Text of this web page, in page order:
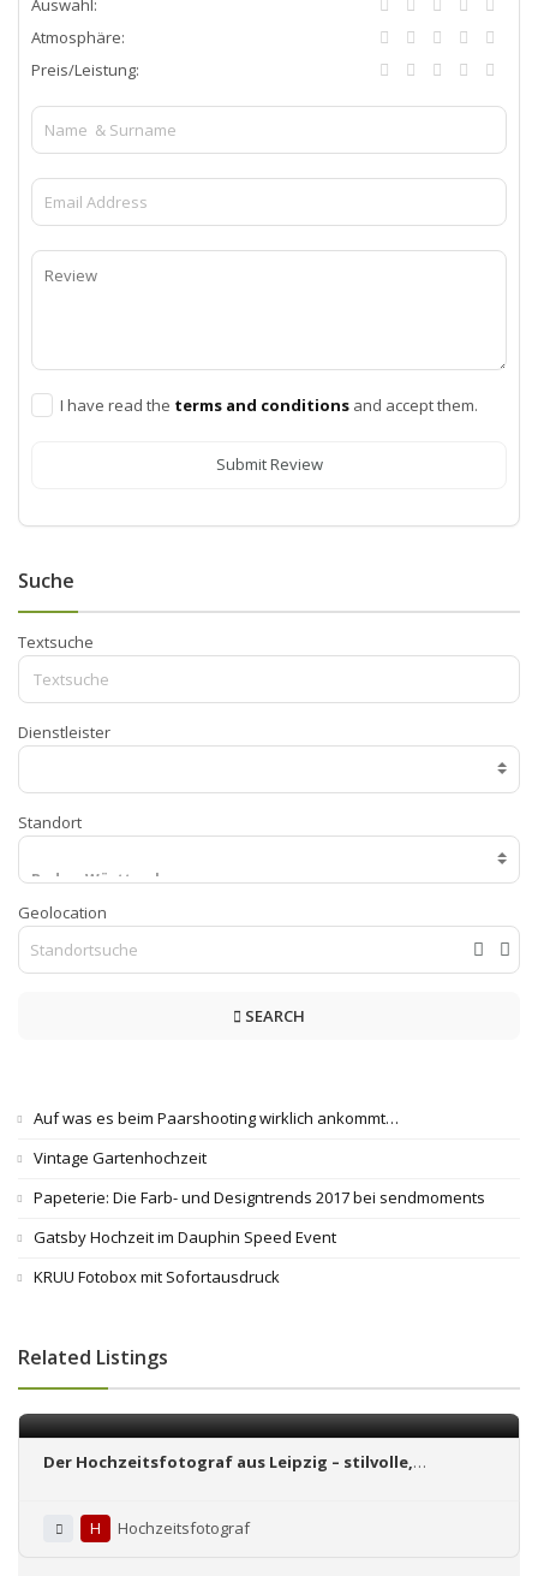
Auswahl:
Atmosphäre:
Preis/Leistung:
I have read the terms and conditions and accept them.
Submit Review
Suche
Textsuche
Dienstleister
Standort
Geolocation
SEARCH
Auf was es beim Paarshooting wirklich ankommt…
Vintage Gartenhochzeit
Papeterie: Die Farb- und Designtrends 2017 bei sendmoments
Gatsby Hochzeit im Dauphin Speed Event
KRUU Fotobox mit Sofortausdruck
Related Listings
Der Hoch­zeits­foto­graf aus Leipzig – stilvolle,
H
Hochzeitsfotograf